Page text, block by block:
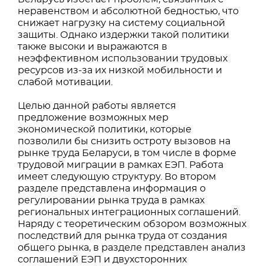
неравенством и абсолютной бедностью, что
снижает нагрузку на систему социальной
защиты. Однако издержки такой политики
также высоки и выражаются в
неэффективном использовании трудовых
ресурсов из‐за их низкой мобильности и
слабой мотивации.
Целью данной работы является
предложение возможных мер
экономической политики, которые
позволили бы снизить остроту вызовов на
рынке труда Беларуси, в том числе в форме
трудовой миграции в рамках ЕЭП. Работа
имеет следующую структуру. Во втором
разделе представлена информация о
регулировании рынка труда в рамках
региональных интеграционных соглашений.
Наряду с теоретическим обзором возможных
последствий для рынка труда от создания
общего рынка, в разделе представлен анализ
соглашений ЕЭП и двухсторонних